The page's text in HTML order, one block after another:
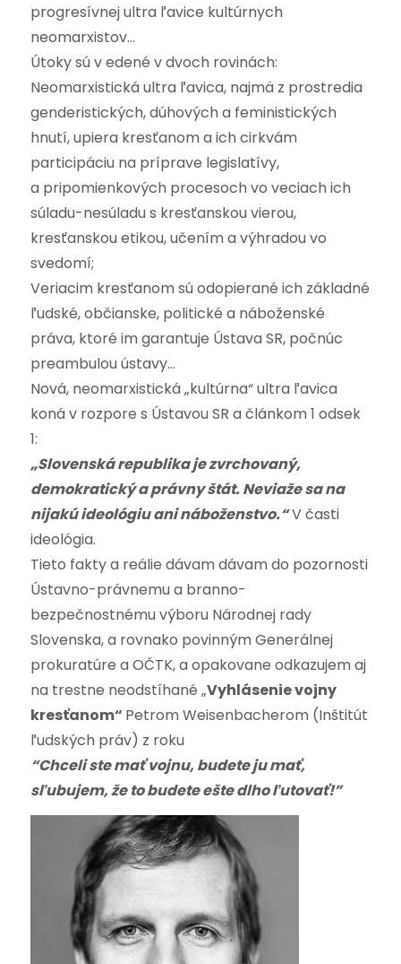
progresívnej ultra ľavice kultúrnych
neomarxistov…
Útoky sú v edené v dvoch rovinách:
Neomarxistická ultra ľavica, najmä z prostredia
genderistických, dúhových a feministických
hnutí, upiera kresťanom a ich cirkvám
participáciu na príprave legislatívy,
a pripomienkových procesoch vo veciach ich
súladu-nesúladu s kresťanskou vierou,
kresťanskou etikou, učením a výhradou vo
svedomí;
Veriacim kresťanom sú odopierané ich základné
ľudské, občianske, politické a náboženské
práva, ktoré im garantuje Ústava SR, počnúc
preambulou ústavy…
Nová, neomarxistická „kultúrna“ ultra ľavica
koná v rozpore s Ústavou SR a článkom 1 odsek
1:
„Slovenská republika je zvrchovaný,
demokratický a právny štát. Neviaže sa na
nijakú ideológiu ani náboženstvo.“V časti
ideológia.
Tieto fakty a reálie dávam dávam do pozornosti
Ústavno-právnemu a branno-
bezpečnostnému výboru Národnej rady
Slovenska, a rovnako povinným Generálnej
prokuratúre a OČTK, a opakovane odkazujem aj
na trestne neodstíhané „Vyhlásenie vojny
kresťanom“ Petrom Weisenbacherom (Inštitút
ľudských práv) z roku
“Chceli ste mať vojnu, budete ju mať,
sľubujem, že to budete ešte dlho ľutovať!”